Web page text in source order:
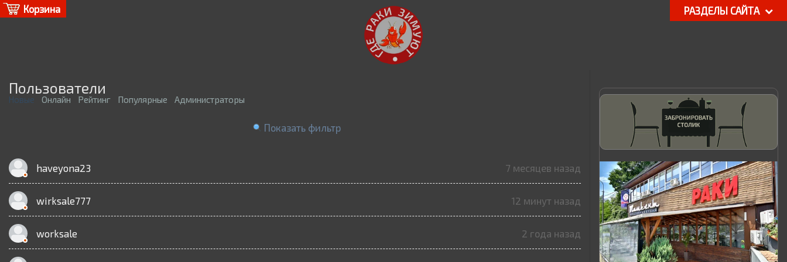
Корзина РАЗДЕЛЫ САЙТА
Пользователи
Новые Онлайн Рейтинг Популярные Администраторы
Показать фильтр
haveyona23 7 месяцев назад
wirksale777 12 минут назад
worksale 2 года назад